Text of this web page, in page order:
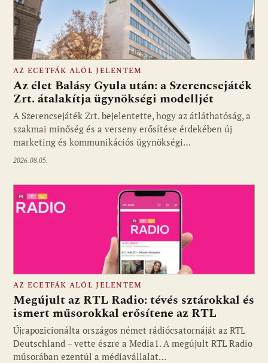
Fotó: media1.hu
AZ ECETFÁK ALÓL JELENTEM
Az élet Balásy Gyula után: a Szerencsejáték
Zrt. átalakítja ügynökségi modelljét
A Szerencsejáték Zrt. bejelentette, hogy az átláthatóság, a
szakmai minőség és a verseny erősítése érdekében új
marketing és kommunikációs ügynökségi…
2026.08.05.
Fotó: media1.hu
AZ ECETFÁK ALÓL JELENTEM
Megújult az RTL Radio: tévés sztárokkal és
ismert műsorokkal erősítene az RTL
Újrapozicionálta országos német rádiócsatornáját az RTL
Deutschland – vette észre a Media1. A megújult RTL Radio
műsorában ezentúl a médiavállalat…